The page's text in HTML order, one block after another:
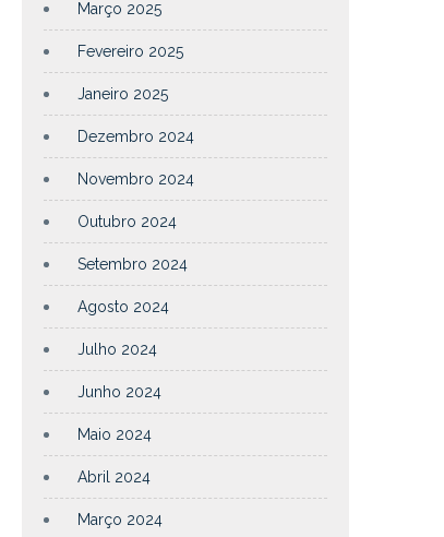
Março 2025
Fevereiro 2025
Janeiro 2025
Dezembro 2024
Novembro 2024
Outubro 2024
Setembro 2024
Agosto 2024
Julho 2024
Junho 2024
Maio 2024
Abril 2024
Março 2024